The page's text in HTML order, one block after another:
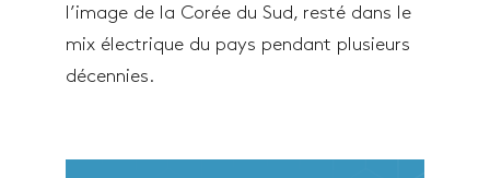
l’image de la Corée du Sud, resté dans le
mix électrique du pays pendant plusieurs
décennies.